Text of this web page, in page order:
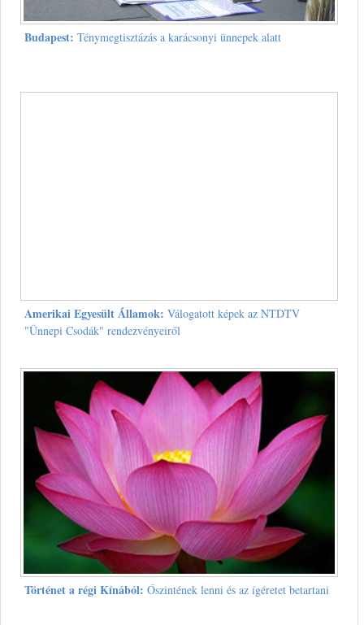
Budapest: Ténymegtisztázás a karácsonyi ünnepek alatt
Amerikai Egyesült Államok: Válogatott képek az NTDTV
"Ünnepi Csodák" rendezvényeiről
Történet a régi Kínából: Őszintének lenni és az ígéretet betartani